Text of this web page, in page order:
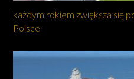
każdym rokiem zwiększa się
Polsce